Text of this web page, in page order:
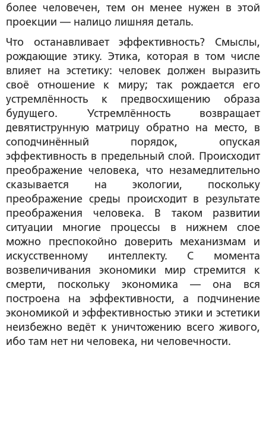
более человечен, тем он менее нужен в этой
проекции — налицо лишняя деталь.
Что останавливает эффективность? Смыслы,
рождающие этику. Этика, которая в том числе
влияет на эстетику: человек должен выразить
своё отношение к миру; так рождается его
устремлённость к предвосхищению образа
будущего. Устремлённость возвращает
девятиструнную матрицу обратно на место, в
соподчинённый порядок, опуская
эффективность в предельный слой. Происходит
преображение человека, что незамедлительно
сказывается на экологии, поскольку
преображение среды происходит в результате
преображения человека. В таком развитии
ситуации многие процессы в нижнем слое
можно преспокойно доверить механизмам и
искусственному интеллекту. С момента
возвеличивания экономики мир стремится к
смерти, поскольку экономика — она вся
построена на эффективности, а подчинение
экономикой и эффективностью этики и эстетики
неизбежно ведёт к уничтожению всего живого,
ибо там нет ни человека, ни человечности.